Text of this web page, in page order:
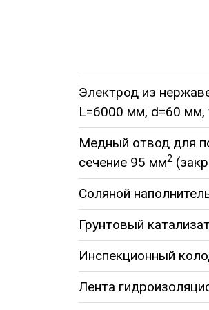
Электрод из
L=6000 мм, d=60
Медный отвод для
сечение 95 мм2
Соляной
Грунтовый
Инспекционный
Лента